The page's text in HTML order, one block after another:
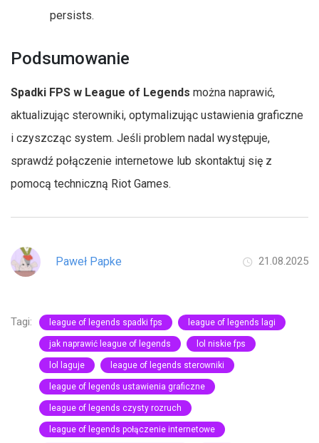
persists.
Podsumowanie
Spadki FPS w League of Legends można naprawić,
aktualizując sterowniki, optymalizując ustawienia graficzne
i czyszcząc system. Jeśli problem nadal występuje,
sprawdź połączenie internetowe lub skontaktuj się z
pomocą techniczną Riot Games.
Paweł Papke 21.08.2025
Tagi: league of legends spadki fps league of legends lagi
jak naprawić league of legends lol niskie fps
lol laguje league of legends sterowniki
league of legends ustawienia graficzne
league of legends czysty rozruch
league of legends połączenie internetowe